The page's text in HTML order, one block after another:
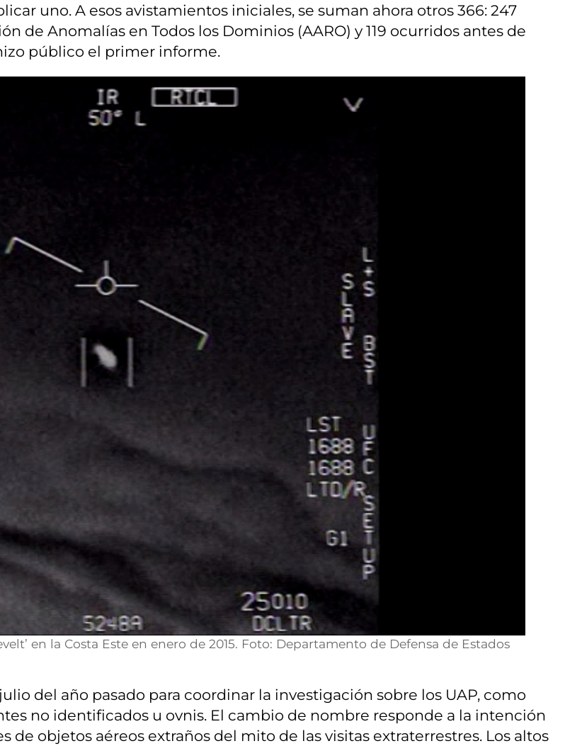
uno. A esos avistamientos iniciales, se suman ahora otros 366: 247
de Anomalías en Todos los Dominios (AARO) y 119 ocurridos antes de
público el primer informe.
en la Costa Este en enero de 2015. Foto: Departamento de Defensa de Estados
del año pasado para coordinar la investigación sobre los UAP, como
no identificados u ovnis. El cambio de nombre responde a la intención
de objetos aéreos extraños del mito de las visitas extraterrestres. Los altos